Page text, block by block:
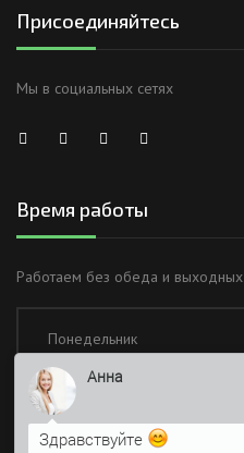
Присоединяйтесь
Мы в социальных сетях
Время работы
Работаем без обеда и выходных
Понедельник
Вторник
Среда
Четверг
Анна
Здравствуйте